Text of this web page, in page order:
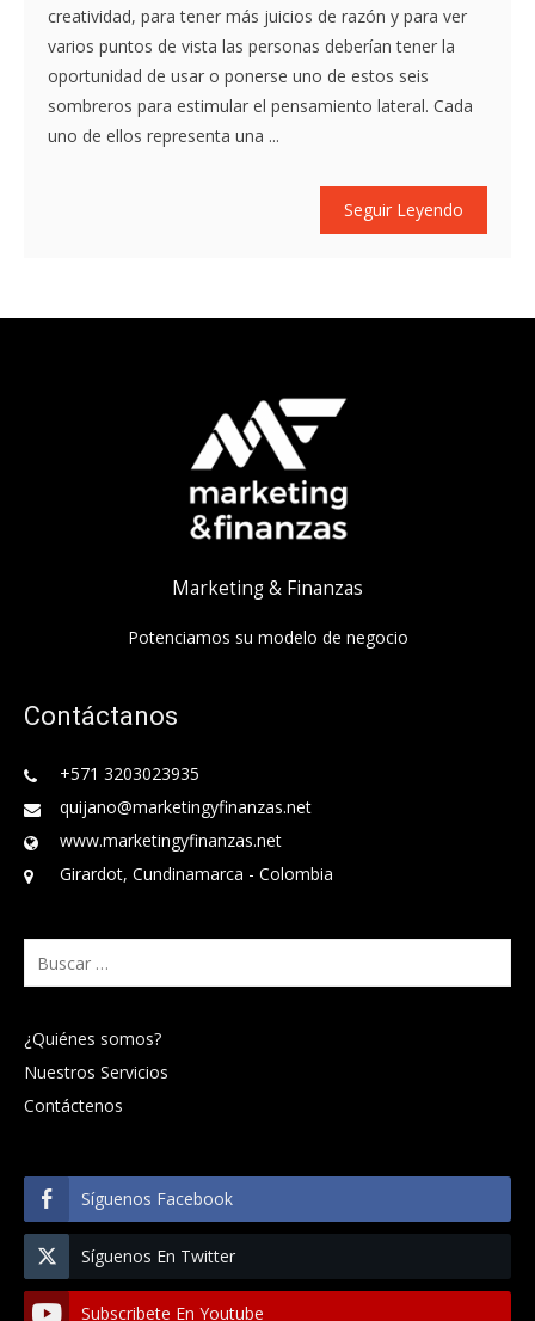
creatividad, para tener más juicios de razón y para ver
varios puntos de vista las personas deberían tener la
oportunidad de usar o ponerse uno de estos seis
sombreros para estimular el pensamiento lateral. Cada
uno de ellos representa una ...
Seguir Leyendo
Marketing & Finanzas
Potenciamos su modelo de negocio
Contáctanos
+571 3203023935
quijano@marketingyfinanzas.net
www.marketingyfinanzas.net
Girardot, Cundinamarca - Colombia
Buscar:
¿Quiénes somos?
Nuestros Servicios
Contáctenos
Síguenos Facebook
Síguenos En Twitter
Subscribete En Youtube